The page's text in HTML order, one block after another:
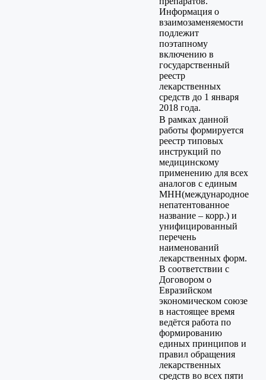
Информация о
взаимозаменяемости
подлежит
поэтапному
включению в
государственный
реестр
лекарственных
средств до 1 января
2018 года.
В рамках данной
работы формируется
реестр типовых
инструкций по
медицинскому
применению для всех
аналогов с единым
МНН(международное
непатентованное
название – корр.) и
унифицированный
перечень
наименований
лекарственных форм.
В соответствии с
Договором о
Евразийском
экономическом союзе
в настоящее время
ведётся работа по
формированию
единых принципов и
правил обращения
лекарственных
средств во всех пяти